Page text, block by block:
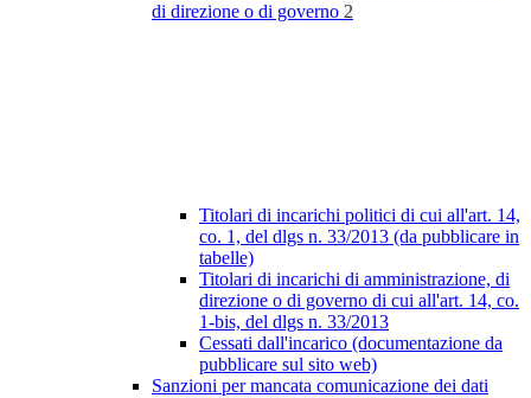
di direzione o di governo 2
Titolari di incarichi politici di cui all'art. 14,
co. 1, del dlgs n. 33/2013 (da pubblicare in
tabelle)
Titolari di incarichi di amministrazione, di
direzione o di governo di cui all'art. 14, co.
1-bis, del dlgs n. 33/2013
Cessati dall'incarico (documentazione da
pubblicare sul sito web)
Sanzioni per mancata comunicazione dei dati